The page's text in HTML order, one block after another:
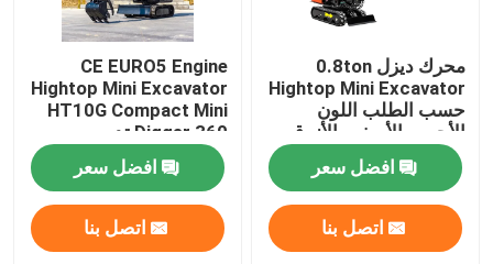
محرك ديزل 0.8ton
Hightop Mini Excavator
حسب الطلب اللون
الأحمر والأصفر والأزرق
افضل سعر
اتصل بنا
CE EURO5 Engine
Hightop Mini Excavator
HT10G Compact Mini
Digger 360 تدوير
افضل سعر
اتصل بنا